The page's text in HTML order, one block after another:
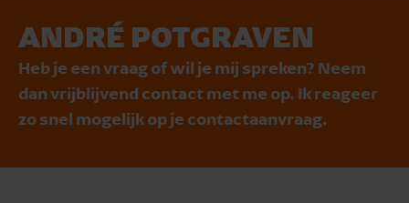
ANDRÉ POTGRAVEN
Heb je een vraag of wil je mij spreken? Neem
dan vrijblijvend contact met me op. Ik reageer
zo snel mogelijk op je contactaanvraag.